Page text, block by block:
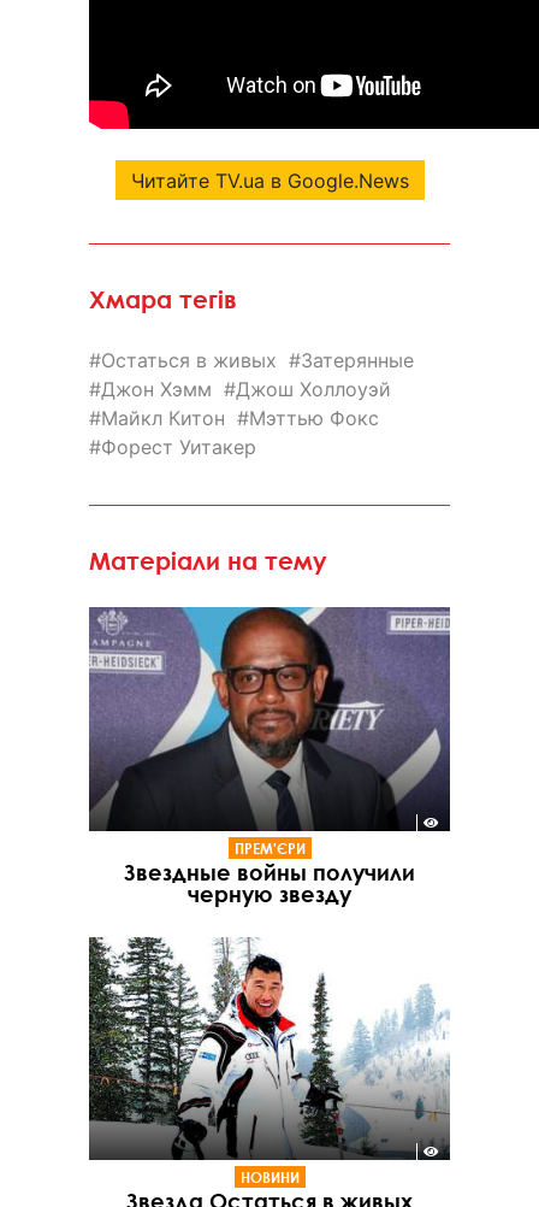
Читайте TV.ua в Google.News
Хмара тегів
Остаться в живых
Затерянные
Джон Хэмм
Джош Холлоуэй
Майкл Китон
Мэттью Фокс
Форест Уитакер
Матеріали на тему
ПРЕМ'ЄРИ
Звездные войны получили
черную звезду
НОВИНИ
Звезда Остаться в живых